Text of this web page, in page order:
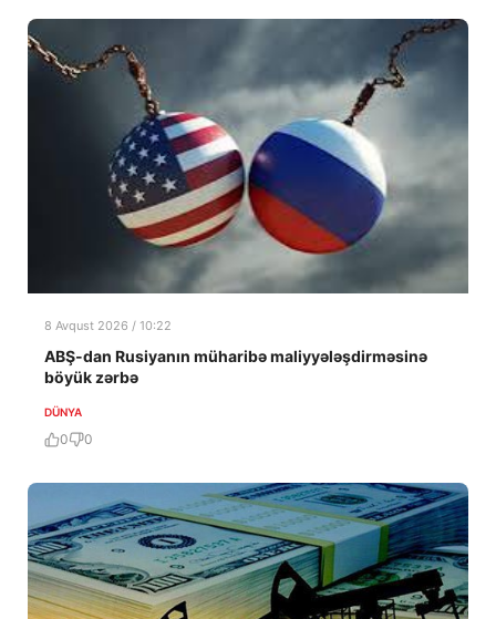
8 Avqust 2026 / 10:22
ABŞ-dan Rusiyanın müharibə maliyyələşdirməsinə
böyük zərbə
DÜNYA
0 0